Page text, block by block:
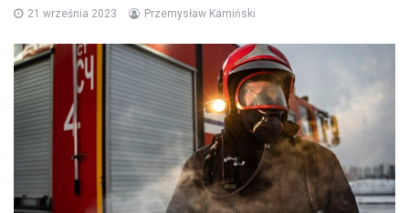
21 września 2023 Przemysław Kamiński